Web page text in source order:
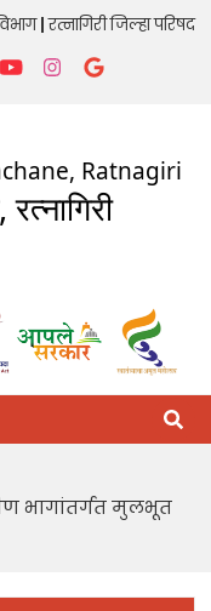
|रत्नागिरी जिल्हा परिषद
Ratnagiri
भागांतर्गत मुलभूत